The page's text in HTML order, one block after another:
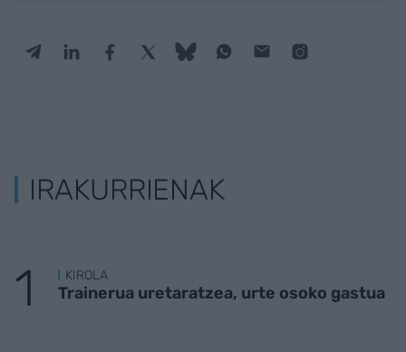
IRAKURRIENAK
KIROLA
Trainerua uretaratzea, urte osoko gastua